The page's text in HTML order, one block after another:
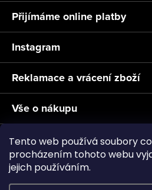
Tento web používá soubory
procházením tohoto webu
jejich používáním.
Přijímáme online platby
Instagram
Reklamace a vrácení zboží
Vše o nákupu
Informace pro Vás
Realizace a servis akvárií ↗